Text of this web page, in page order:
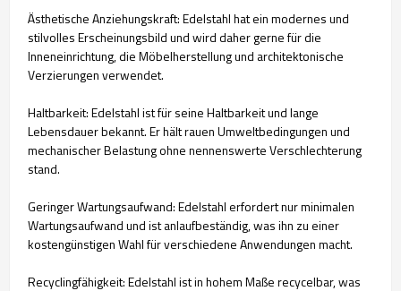
Ästhetische Anziehungskraft: Edelstahl hat ein modernes und
stilvolles Erscheinungsbild und wird daher gerne für die
Inneneinrichtung, die Möbelherstellung und architektonische
Verzierungen verwendet.
Haltbarkeit: Edelstahl ist für seine Haltbarkeit und lange
Lebensdauer bekannt. Er hält rauen Umweltbedingungen und
mechanischer Belastung ohne nennenswerte Verschlechterung
stand.
Geringer Wartungsaufwand: Edelstahl erfordert nur minimalen
Wartungsaufwand und ist anlaufbeständig, was ihn zu einer
kostengünstigen Wahl für verschiedene Anwendungen macht.
Recyclingfähigkeit: Edelstahl ist in hohem Maße recycelbar, was